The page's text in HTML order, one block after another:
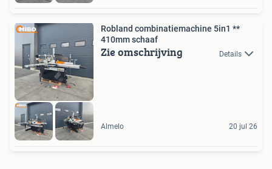
Robland combinatiemachine 5in1 **
410mm schaaf
Zie omschrijving Details
Almelo 20 jul 26